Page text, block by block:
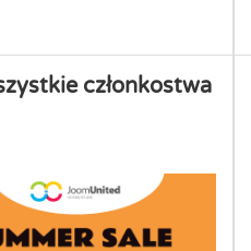
członkostwa